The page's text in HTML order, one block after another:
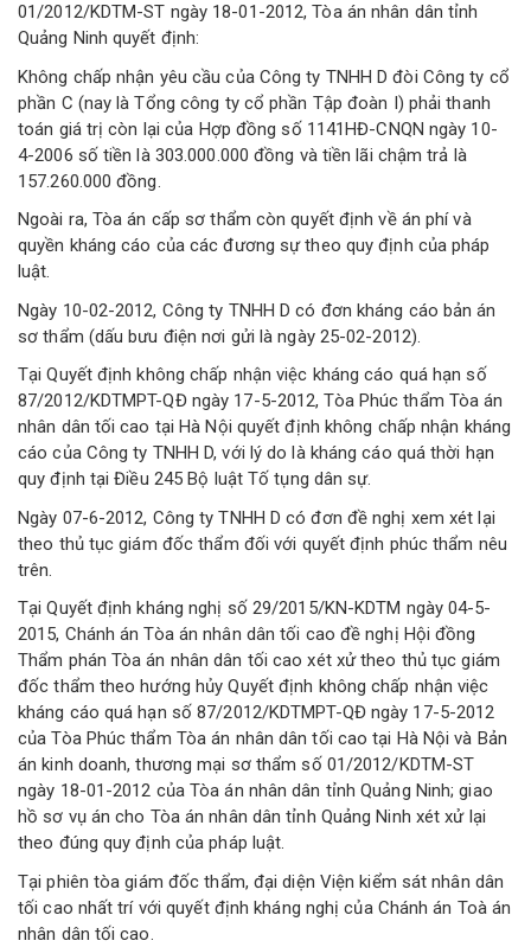
01/2012/KDTM-ST ngày 18-01-2012, Tòa án nhân dân tỉnh
Quảng Ninh quyết định:
Không chấp nhận yêu cầu của Công ty TNHH D đòi Công ty cổ
phần C (nay là Tổng công ty cổ phần Tập đoàn I) phải thanh
toán giá trị còn lại của Hợp đồng số 1141HĐ-CNQN ngày 10-
4-2006 số tiền là 303.000.000 đồng và tiền lãi chậm trả là
157.260.000 đồng.
Ngoài ra, Tòa án cấp sơ thẩm còn quyết định về án phí và
quyền kháng cáo của các đương sự theo quy định của pháp
luật.
Ngày 10-02-2012, Công ty TNHH D có đơn kháng cáo bản án
sơ thẩm (dấu bưu điện nơi gửi là ngày 25-02-2012).
Tại Quyết định không chấp nhận việc kháng cáo quá hạn số
87/2012/KDTMPT-QĐ ngày 17-5-2012, Tòa Phúc thẩm Tòa án
nhân dân tối cao tại Hà Nội quyết định không chấp nhận kháng
cáo của Công ty TNHH D, với lý do là kháng cáo quá thời hạn
quy định tại Điều 245 Bộ luật Tố tụng dân sự.
Ngày 07-6-2012, Công ty TNHH D có đơn đề nghị xem xét lại
theo thủ tục giám đốc thẩm đối với quyết định phúc thẩm nêu
trên.
Tại Quyết định kháng nghị số 29/2015/KN-KDTM ngày 04-5-
2015, Chánh án Tòa án nhân dân tối cao đề nghị Hội đồng
Thẩm phán Tòa án nhân dân tối cao xét xử theo thủ tục giám
đốc thẩm theo hướng hủy Quyết định không chấp nhận việc
kháng cáo quá hạn số 87/2012/KDTMPT-QĐ ngày 17-5-2012
của Tòa Phúc thẩm Tòa án nhân dân tối cao tại Hà Nội và Bản
án kinh doanh, thương mại sơ thẩm số 01/2012/KDTM-ST
ngày 18-01-2012 của Tòa án nhân dân tỉnh Quảng Ninh; giao
hồ sơ vụ án cho Tòa án nhân dân tỉnh Quảng Ninh xét xử lại
theo đúng quy định của pháp luật.
Tại phiên tòa giám đốc thẩm, đại diện Viện kiểm sát nhân dân
tối cao nhất trí với quyết định kháng nghị của Chánh án Toà án
nhân dân tối cao.